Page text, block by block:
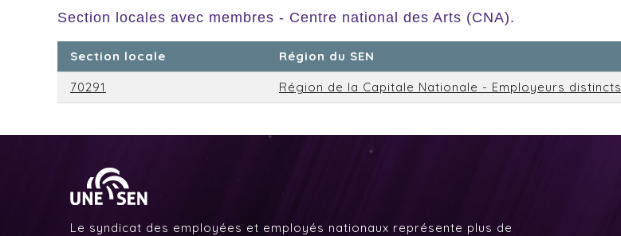
Section locales avec membres - Centre national des Arts (CNA).
Section locale Région du SEN
70291 Région de la Capitale Nationale - Employeurs distincts
Le syndicat des employées et employés nationaux représente plus de